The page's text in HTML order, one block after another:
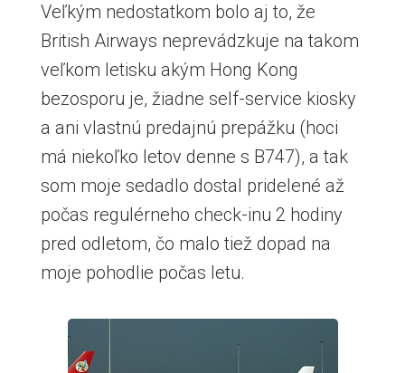
Veľkým nedostatkom bolo aj to, že
British Airways neprevádzkuje na takom
veľkom letisku akým Hong Kong
bezosporu je, žiadne self-service kiosky
a ani vlastnú predajnú prepážku (hoci
má niekoľko letov denne s B747), a tak
som moje sedadlo dostal pridelené až
počas regulérneho check-inu 2 hodiny
pred odletom, čo malo tiež dopad na
moje pohodlie počas letu.